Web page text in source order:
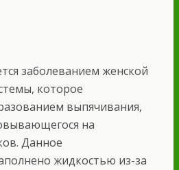
заболеванием женской
которое
выпячивания,
на
Данное
жидкостью из-за